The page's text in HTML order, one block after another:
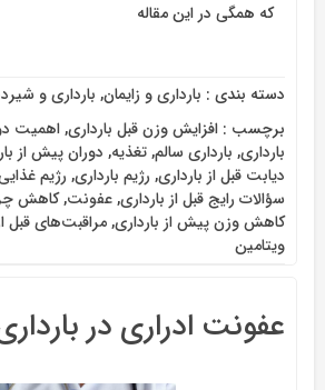
که همگی در این مقاله
دسته بندی : بارداری و زایمان, بارداری و
برچسب : افزایش وزن قبل بارداری,اهمیت
بارداری, بارداری سالم,تغذیه, دوران پیش از
دیابت قبل از بارداری, رژیم بارداری, رژیم
سؤالات رایج قبل از بارداری,عفونت,کاهش
کاهش وزن پیش از بارداری,مراقبت‌های قبل
ویتامین
عفونت ادراری در